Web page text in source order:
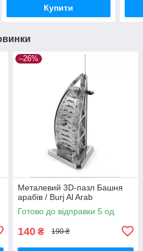
Купити
–26%
Металевий 3D-пазл Башня
арабів / Burj Al Arab
Готово до відправки 5 од.
140 ₴ 190 ₴